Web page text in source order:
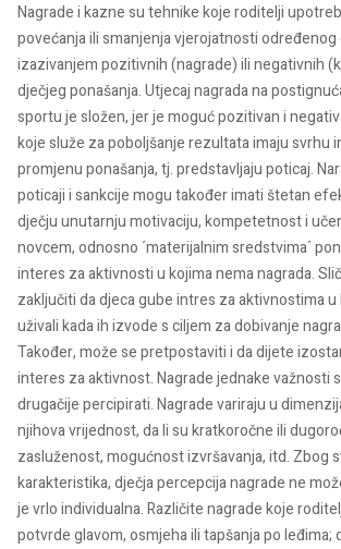
Nagrade i kazne su tehnike koje roditelji
povećanja ili smanjenja vjerojatnosti
izazivanjem pozitivnih (nagrade) ili negativnih
dječjeg ponašanja. Utjecaj nagrada na
sportu je složen, jer je moguć pozitivan i
koje služe za poboljšanje rezultata imaju svrhu
promjenu ponašanja, tj. predstavljaju poticaj.
poticaji i sankcije mogu također imati štetan
dječju unutarnju motivaciju, kompetetnost i
novcem, odnosno ´materijalnim sredstvima´
interes za aktivnosti u kojima nema nagrada.
zaključiti da djeca gube intres za aktivnostima
uživali kada ih izvode s ciljem za dobivanje
Također, može se pretpostaviti i da dijete
interes za aktivnost. Nagrade jednake važnosti
drugačije percipirati. Nagrade variraju u
njihova vrijednost, da li su kratkoročne ili
zasluženost, mogućnost izvršavanja, itd. Zbog
karakteristika, dječja percepcija nagrade ne
je vrlo individualna. Različite nagrade koje
potvrde glavom, osmjeha ili tapšanja po leđima;